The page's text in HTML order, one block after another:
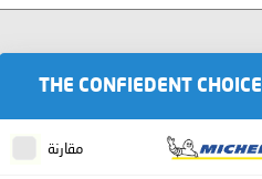
THE CONFIEDENT CHOICE
مقارنة